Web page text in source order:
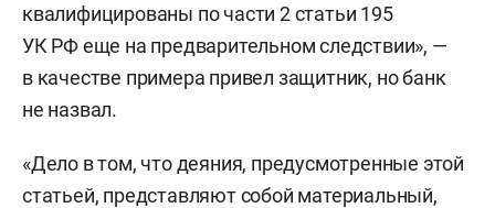
квалифицированы по части 2 статьи 195
УК РФ еще на предварительном следствии», —
в качестве примера привел защитник, но банк
не назвал.
«Дело в том, что деяния, предусмотренные этой
статьей, представляют собой материальный,